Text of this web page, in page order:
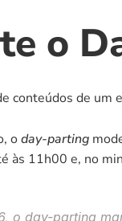
o
conteúdos de
o day-parting
às 11h00 e, no
o day-parting